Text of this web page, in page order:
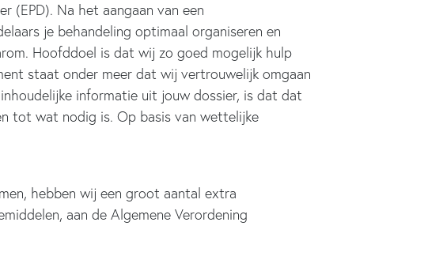
(EPD). Na het aangaan van een
je behandeling optimaal organiseren en
Hoofddoel is dat wij zo goed mogelijk hulp
staat onder meer dat wij vertrouwelijk omgaan
informatie uit jouw dossier, is dat dat
tot wat nodig is. Op basis van wettelijke
hebben wij een groot aantal extra
aan de Algemene Verordening